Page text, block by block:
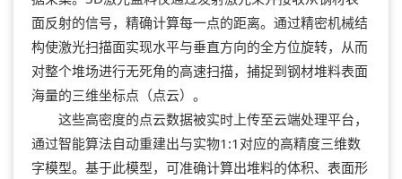
面反射的信号，精确计算每一点的距离。通过精密机械结
构使激光扫描面实现水平与垂直方向的全方位旋转，从而
对整个堆场进行无死角的高速扫描，捕捉到钢材堆料表面
海量的三维坐标点（点云）。
这些高密度的点云数据被实时上传至云端处理平台，
通过智能算法自动重建出与实物1:1对应的高精度三维数
字模型。基于此模型，可准确计算出堆料的体积、表面形